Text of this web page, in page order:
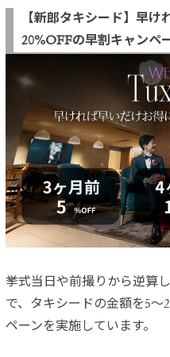
【新郎タキシード】早け
20%OFFの早割キャンペ
挙式当日や前撮りから逆算
で、タキシードの金額を5
ペーンを実施しています。